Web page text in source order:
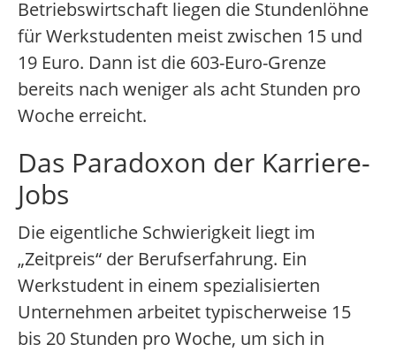
Betriebswirtschaft liegen die Stundenlöhne
für Werkstudenten meist zwischen 15 und
19 Euro. Dann ist die 603-Euro-Grenze
bereits nach weniger als acht Stunden pro
Woche erreicht.
Das Paradoxon der Karriere-
Jobs
Die eigentliche Schwierigkeit liegt im
„Zeitpreis“ der Berufserfahrung. Ein
Werkstudent in einem spezialisierten
Unternehmen arbeitet typischerweise 15
bis 20 Stunden pro Woche, um sich in